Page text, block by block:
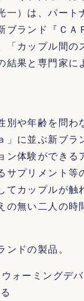
一）は、パート
ブランド『ＣＡ
「カップル間の
結果と専門家に
別や年齢を問わ
」に並ぶ新ブラ
ン体験ができる
サプリメント等
てカップルが触
の無い二人の時
ドの製品。
ォーミングデ